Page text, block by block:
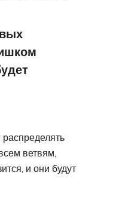
ветвям,
и они будут